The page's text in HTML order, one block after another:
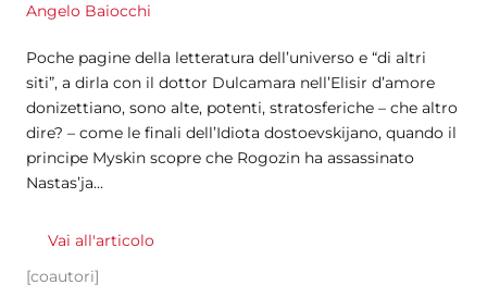
Angelo Baiocchi
Poche pagine della letteratura dell’universo e “di altri
siti”, a dirla con il dottor Dulcamara nell’Elisir d’amore
donizettiano, sono alte, potenti, stratosferiche – che altro
dire? – come le finali dell’Idiota dostoevskijano, quando il
principe Myskin scopre che Rogozin ha assassinato
Nastas’ja...
Vai all'articolo
[coautori]